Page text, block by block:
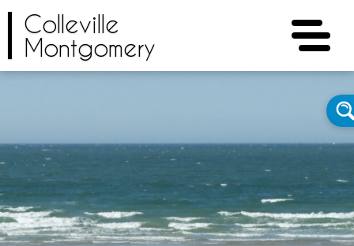
Colleville
Montgomery